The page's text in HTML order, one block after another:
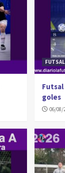
Futsal
goles
06/08/